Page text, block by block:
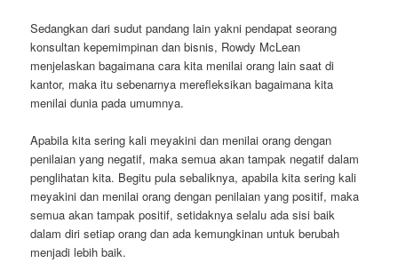
Sedangkan dari sudut pandang lain yakni pendapat seorang
konsultan kepemimpinan dan bisnis, Rowdy McLean
menjelaskan bagaimana cara kita menilai orang lain saat di
kantor, maka itu sebenarnya merefleksikan bagaimana kita
menilai dunia pada umumnya.
Apabila kita sering kali meyakini dan menilai orang dengan
penilaian yang negatif, maka semua akan tampak negatif dalam
penglihatan kita. Begitu pula sebaliknya, apabila kita sering kali
meyakini dan menilai orang dengan penilaian yang positif, maka
semua akan tampak positif, setidaknya selalu ada sisi baik
dalam diri setiap orang dan ada kemungkinan untuk berubah
menjadi lebih baik.